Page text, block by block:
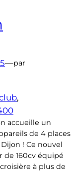
—par
accueille un
de 4 places
! Ce nouvel
de 160cv équipé
à plus de